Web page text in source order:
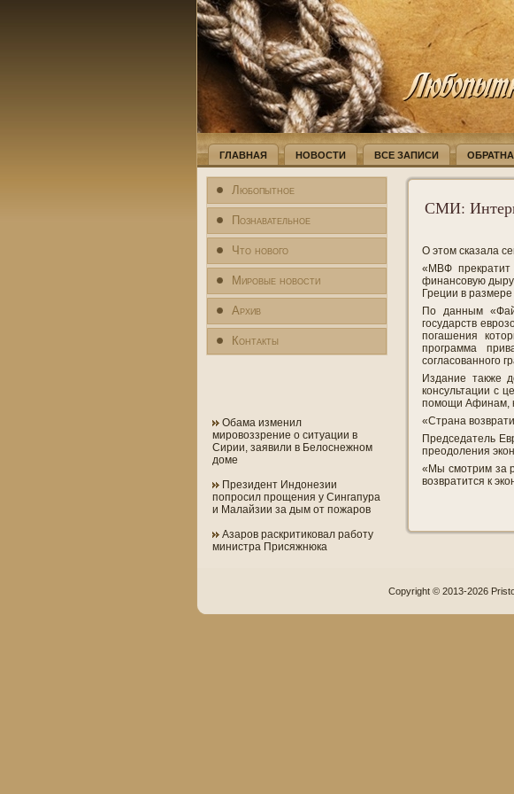
ГЛАВНАЯ НОВОСТИ ВСЕ ЗАПИСИ
Любопытное
Познавательное
Что нового
Мировые новости
Архив
Контакты
Обама изменил
мировоззрение о ситуации в
Сирии, заявили в Белоснежном
доме
Президент Индонезии
попросил прощения у Сингапура
и Малайзии за дым от пожаров
Азаров раскритиковал работу
министра Присяжнюка
СМИ:
О этом сказала
«МВФ
финансовую дыру
Греции в
По данным
государств
погашения
программа
согласованного
Издание также
консультации с
помощи Афинам,
«Страна
Председатель
преодоления
«Мы смотрим за
возвратится к
Copyright © 2013-2026